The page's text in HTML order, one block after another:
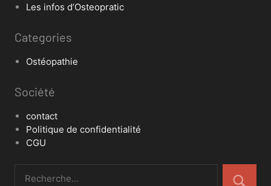
Les infos d’Osteopratic
Categories
Ostéopathie
Société
contact
Politique de confidentialité
CGU